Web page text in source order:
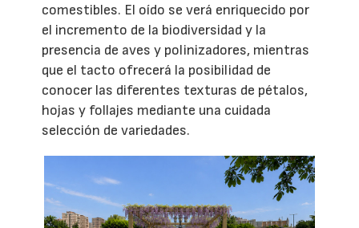
comestibles. El oído se verá enriquecido por
el incremento de la biodiversidad y la
presencia de aves y polinizadores, mientras
que el tacto ofrecerá la posibilidad de
conocer las diferentes texturas de pétalos,
hojas y follajes mediante una cuidada
selección de variedades.